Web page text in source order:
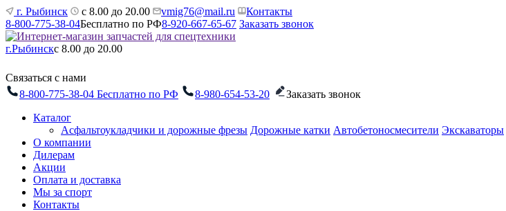
г. Рыбинск с 8.00 до 20.00 vmig76@mail.ru
Контакты
8-800-775-38-04Бесплатно по РФ8-920-667-65-67 Заказать звонок
г.Рыбинскс 8.00 до 20.00
Связаться с нами
8-800-775-38-04 Бесплатно по РФ 8-980-654-53-20
Заказать звонок
Каталог
Асфальтоукладчики и дорожные фрезы Дорожные катки Автобетоносмесители Экскаваторы
О компании
Дилерам
Акции
Оплата и доставка
Мы за спорт
Контакты